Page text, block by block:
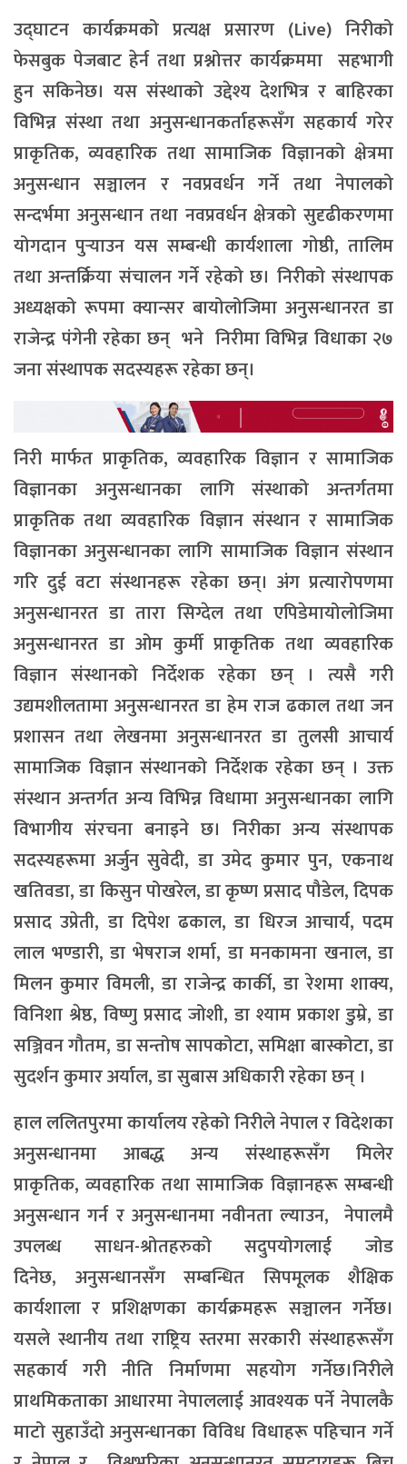
उद्घाटन कार्यक्रमको प्रत्यक्ष प्रसारण (Live) निरीको
फेसबुक पेजबाट हेर्न तथा प्रश्नोत्तर कार्यक्रममा सहभागी
हुन सकिनेछ। यस संस्थाको उद्देश्य देशभित्र र बाहिरका
विभिन्न संस्था तथा अनुसन्धानकर्ताहरूसँग सहकार्य गरेर
प्राकृतिक, व्यवहारिक तथा सामाजिक विज्ञानको क्षेत्रमा
अनुसन्धान सञ्चालन र नवप्रवर्धन गर्ने तथा नेपालको
सन्दर्भमा अनुसन्धान तथा नवप्रवर्धन क्षेत्रको सुदृढीकरणमा
योगदान पुर्‍याउन यस सम्बन्धी कार्यशाला गोष्ठी, तालिम
तथा अन्तर्क्रिया संचालन गर्ने रहेको छ। निरीको संस्थापक
अध्यक्षको रूपमा क्यान्सर बायोलोजिमा अनुसन्धानरत डा
राजेन्द्र पंगेनी रहेका छन् भने निरीमा विभिन्न विधाका २७
जना संस्थापक सदस्यहरू रहेका छन्।
निरी मार्फत प्राकृतिक, व्यवहारिक विज्ञान र सामाजिक
विज्ञानका अनुसन्धानका लागि संस्थाको अन्तर्गतमा
प्राकृतिक तथा व्यवहारिक विज्ञान संस्थान र सामाजिक
विज्ञानका अनुसन्धानका लागि सामाजिक विज्ञान संस्थान
गरि दुई वटा संस्थानहरू रहेका छन्। अंग प्रत्यारोपणमा
अनुसन्धानरत डा तारा सिग्देल तथा एपिडेमायोलोजिमा
अनुसन्धानरत डा ओम कुर्मी प्राकृतिक तथा व्यवहारिक
विज्ञान संस्थानको निर्देशक रहेका छन् । त्यसै गरी
उद्यमशीलतामा अनुसन्धानरत डा हेम राज ढकाल तथा जन
प्रशासन तथा लेखनमा अनुसन्धानरत डा तुलसी आचार्य
सामाजिक विज्ञान संस्थानको निर्देशक रहेका छन् । उक्त
संस्थान अन्तर्गत अन्य विभिन्न विधामा अनुसन्धानका लागि
विभागीय संरचना बनाइने छ। निरीका अन्य संस्थापक
सदस्यहरूमा अर्जुन सुवेदी, डा उमेद कुमार पुन, एकनाथ
खतिवडा, डा किसुन पोखरेल, डा कृष्ण प्रसाद पौडेल, दिपक
प्रसाद उप्रेती, डा दिपेश ढकाल, डा धिरज आचार्य, पदम
लाल भण्डारी, डा भेषराज शर्मा, डा मनकामना खनाल, डा
मिलन कुमार विमली, डा राजेन्द्र कार्की, डा रेशमा शाक्य,
विनिशा श्रेष्ठ, विष्णु प्रसाद जोशी, डा श्याम प्रकाश डुम्रे, डा
सञ्जिवन गौतम, डा सन्तोष सापकोटा, समिक्षा बास्कोटा, डा
सुदर्शन कुमार अर्याल, डा सुबास अधिकारी रहेका छन् ।
हाल ललितपुरमा कार्यालय रहेको निरीले नेपाल र विदेशका
अनुसन्धानमा आबद्ध अन्य संस्थाहरूसँग मिलेर
प्राकृतिक, व्यवहारिक तथा सामाजिक विज्ञानहरू सम्बन्धी
अनुसन्धान गर्न र अनुसन्धानमा नवीनता ल्याउन, नेपालमै
उपलब्ध साधन-श्रोतहरुको सदुपयोगलाई जोड
दिनेछ, अनुसन्धानसँग सम्बन्धित सिपमूलक शैक्षिक
कार्यशाला र प्रशिक्षणका कार्यक्रमहरू सञ्चालन गर्नेछ।
यसले स्थानीय तथा राष्ट्रिय स्तरमा सरकारी संस्थाहरूसँग
सहकार्य गरी नीति निर्माणमा सहयोग गर्नेछ।निरीले
प्राथमिकताका आधारमा नेपाललाई आवश्यक पर्ने नेपालकै
माटो सुहाउँदो अनुसन्धानका विविध विधाहरू पहिचान गर्ने